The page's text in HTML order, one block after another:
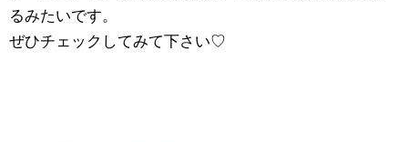
るみたいです。
ぜひチェックしてみて下さい♡